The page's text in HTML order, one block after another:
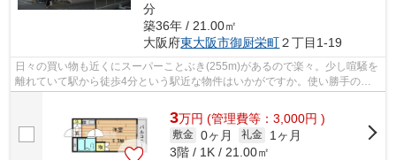
分
築36年 / 21.00㎡
大阪府東大阪市御厨栄町２丁目1-19
日々の買い物も近くにスーパーことぶき(255m)があるので楽々。少し喧騒を
離れていて駅から徒歩4分という駅近な物件はいかがですか。使い勝手の良
3万円 (管理費等：3,000円 )
敷金 0ヶ月 礼金
1ヶ月
3階 / 1K / 21.00㎡